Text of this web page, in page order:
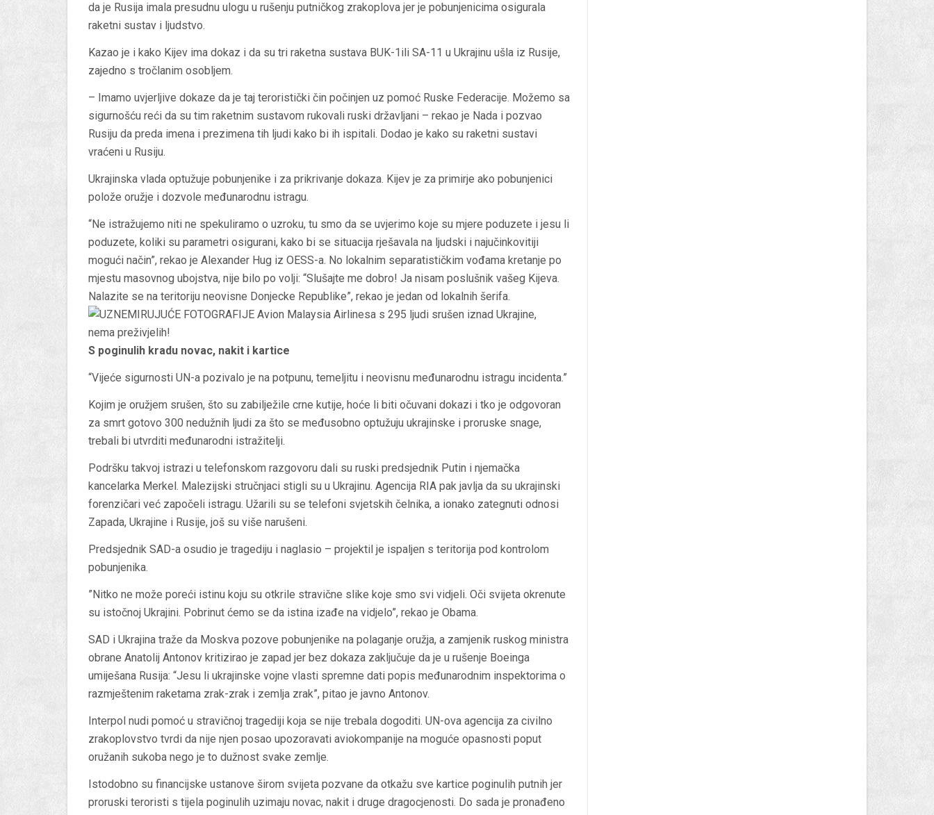
da je Rusija imala presudnu ulogu u rušenju putničkog zrakoplova jer je pobunjenicima osigurala
raketni sustav i ljudstvo.
Kazao je i kako Kijev ima dokaz i da su tri raketna sustava BUK-1ili SA-11 u Ukrajinu ušla iz Rusije,
zajedno s tročlanim osobljem.
– Imamo uvjerljive dokaze da je taj teroristički čin počinjen uz pomoć Ruske Federacije. Možemo sa
sigurnošću reći da su tim raketnim sustavom rukovali ruski državljani – rekao je Nada i pozvao
Rusiju da preda imena i prezimena tih ljudi kako bi ih ispitali. Dodao je kako su raketni sustavi
vraćeni u Rusiju.
Ukrajinska vlada optužuje pobunjenike i za prikrivanje dokaza. Kijev je za primirje ako pobunjenici
polože oružje i dozvole međunarodnu istragu.
“Ne istražujemo niti ne spekuliramo o uzroku, tu smo da se uvjerimo koje su mjere poduzete i jesu li
poduzete, koliki su parametri osigurani, kako bi se situacija rješavala na ljudski i najučinkovitiji
mogući način”, rekao je Alexander Hug iz OESS-a. No lokalnim separatističkim vođama kretanje po
mjestu masovnog ubojstva, nije bilo po volji: “Slušajte me dobro! Ja nisam poslušnik vašeg Kijeva.
Nalazite se na teritoriju neovisne Donjecke Republike”, rekao je jedan od lokalnih šerifa.
S poginulih kradu novac, nakit i kartice
“Vijeće sigurnosti UN-a pozivalo je na potpunu, temeljitu i neovisnu međunarodnu istragu incidenta.”
Kojim je oružjem srušen, što su zabilježile crne kutije, hoće li biti očuvani dokazi i tko je odgovoran
za smrt gotovo 300 nedužnih ljudi za što se međusobno optužuju ukrajinske i proruske snage,
trebali bi utvrditi međunarodni istražitelji.
Podršku takvoj istrazi u telefonskom razgovoru dali su ruski predsjednik Putin i njemačka
kancelarka Merkel. Malezijski stručnjaci stigli su u Ukrajinu. Agencija RIA pak javlja da su ukrajinski
forenzičari već započeli istragu. Užarili su se telefoni svjetskih čelnika, a ionako zategnuti odnosi
Zapada, Ukrajine i Rusije, još su više narušeni.
Predsjednik SAD-a osudio je tragediju i naglasio – projektil je ispaljen s teritorija pod kontrolom
pobunjenika.
”Nitko ne može poreći istinu koju su otkrile stravične slike koje smo svi vidjeli. Oči svijeta okrenute
su istočnoj Ukrajini. Pobrinut ćemo se da istina izađe na vidjelo”, rekao je Obama.
SAD i Ukrajina traže da Moskva pozove pobunjenike na polaganje oružja, a zamjenik ruskog ministra
obrane Anatolij Antonov kritizirao je zapad jer bez dokaza zaključuje da je u rušenje Boeinga
umiješana Rusija: “Jesu li ukrajinske vojne vlasti spremne dati popis međunarodnim inspektorima o
razmještenim raketama zrak-zrak i zemlja zrak”, pitao je javno Antonov.
Interpol nudi pomoć u stravičnoj tragediji koja se nije trebala dogoditi. UN-ova agencija za civilno
zrakoplovstvo tvrdi da nije njen posao upozoravati aviokompanije na moguće opasnosti poput
oružanih sukoba nego je to dužnost svake zemlje.
Istodobno su financijske ustanove širom svijeta pozvane da otkažu sve kartice poginulih putnih jer
proruski teroristi s tijela poginulih uzimaju novac, nakit i druge dragocjenosti. Do sada je pronađeno